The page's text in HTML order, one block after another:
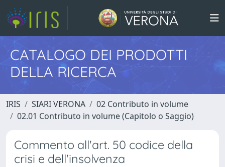
CATALOGO DEI PRODOTTI
DELLA RICERCA
IRIS SIARI VERONA
02 Contributo in volume
02.01 Contributo in volume (Capitolo o Saggio)
Commento all'art. 50 codice della
crisi e dell'insolvenza